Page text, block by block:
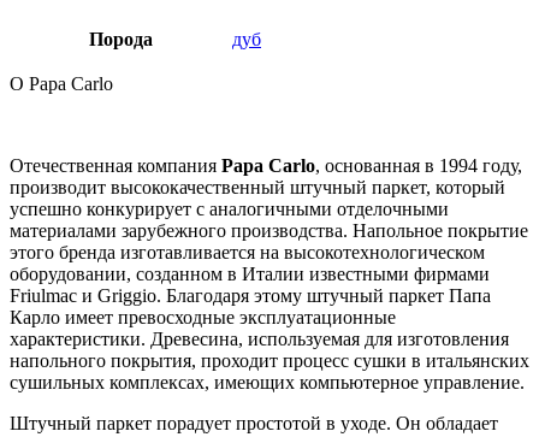
Порода дуб
О Papa Carlo
Отечественная компания Papa Carlo, основанная в 1994 году,
производит высококачественный штучный паркет, который
успешно конкурирует с аналогичными отделочными
материалами зарубежного производства. Напольное покрытие
этого бренда изготавливается на высокотехнологическом
оборудовании, созданном в Италии известными фирмами
Friulmac и Griggio. Благодаря этому штучный паркет Папа
Карло имеет превосходные эксплуатационные
характеристики. Древесина, используемая для изготовления
напольного покрытия, проходит процесс сушки в итальянских
сушильных комплексах, имеющих компьютерное управление.
Штучный паркет порадует простотой в уходе. Он обладает